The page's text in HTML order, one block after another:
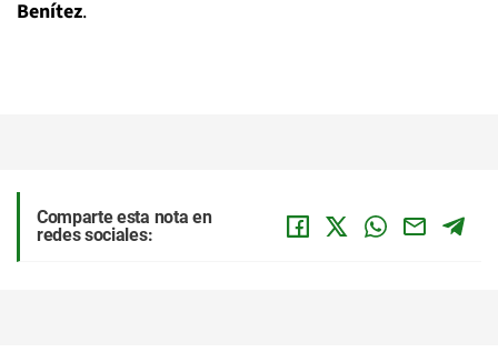
Benítez.
Comparte esta nota en
redes sociales: